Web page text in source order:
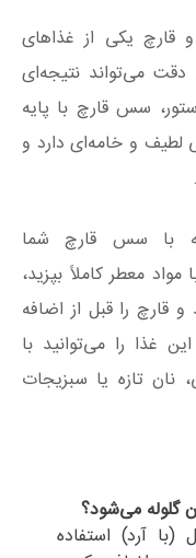
قارچ یکی از غذاهای
می‌تواند نتیجه‌ای
سس قارچ با پایه
لطیف و خامه‌ای دارد و
با سس قارچ شما
معطر کاملاً بپزید،
قارچ را قبل از اضافه
غذا را می‌توانید با
نان تازه یا سبزیجات
گلوله می‌شود؟
آرد) استفاده